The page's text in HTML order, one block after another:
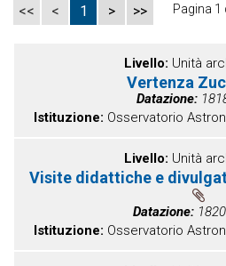
<< < 1 > >> Pagina 1
Livello Unità
Vertenza
Datazione
Istituzione Osservatorio
Livello Unità
Visite didattiche e
Datazione
Istituzione Osservatorio